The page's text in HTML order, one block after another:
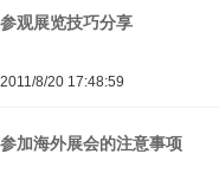
参观展览技巧分享
2011/8/20 17:48:59
参加海外展会的注意事项